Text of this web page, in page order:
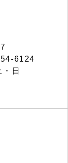
6124
日